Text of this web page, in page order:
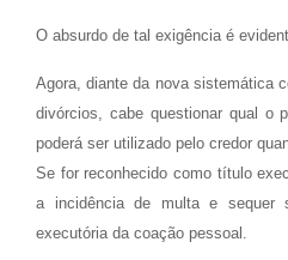
O absurdo de tal exigência é
Agora, diante da nova sistemática
divórcios, cabe questionar qual o
poderá ser utilizado pelo credor
Se for reconhecido como título
a incidência de multa e sequer
executória da coação pessoal.